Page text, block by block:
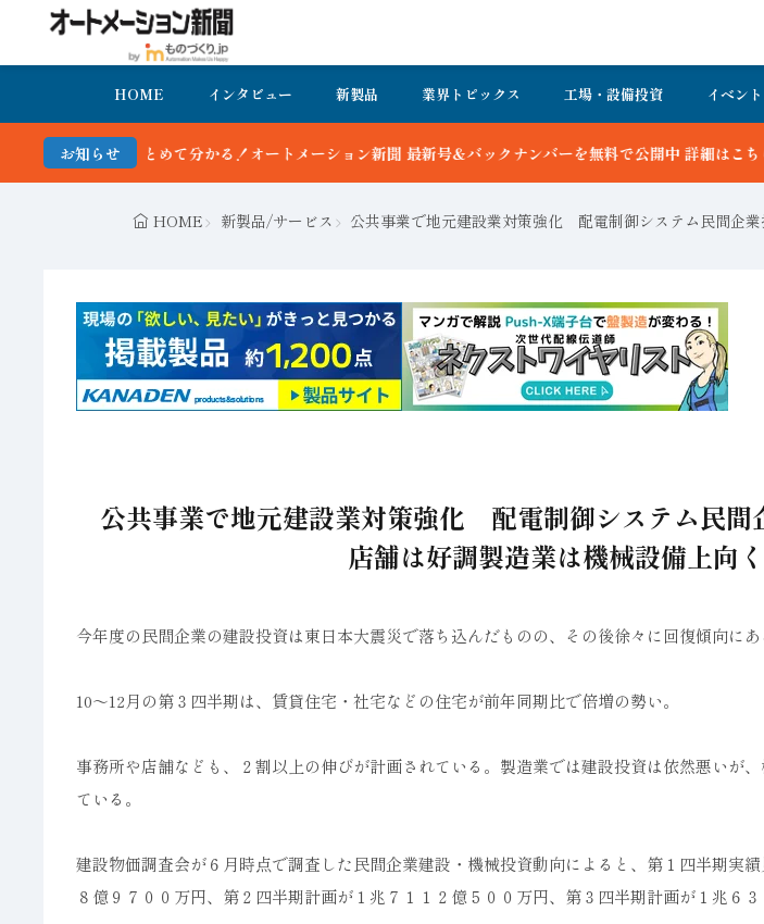
HOME インタビュー 新製品 業界トピックス 工場・設備投資 イベン
お知らせ
分かる！オートメーション新聞 最新号＆バックナンバーを無料で公開中 詳細はこちら
HOME 新製品/サービス 公共事業で地元建設業対策強化 配電制御システム民間企
公共事業で地元建設業対策強化 配電制御システム民間
店舗は好調製造業は機械設備上向く
今年度の民間企業の建設投資は東日本大震災で落ち込んだものの、その後徐々に回復傾向にあ
10～12月の第３四半期は、賃貸住宅・社宅などの住宅が前年同期比で倍増の勢い。
事務所や店舗なども、２割以上の伸びが計画されている。製造業では建設投資は依然悪いが
ている。
建設物価調査会が６月時点で調査した民間企業建設・機械投資動向によると、第１四半期実
８億９７００万円、第２四半期計画が１兆７１１２億５００万円、第３四半期計画が１兆６３